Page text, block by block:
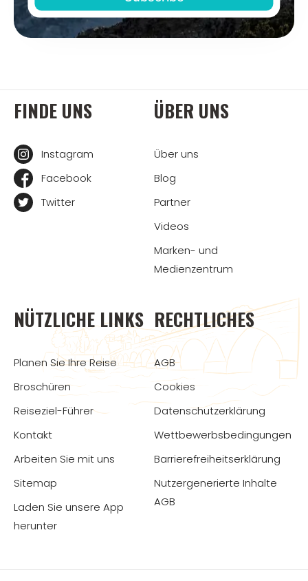
FINDE UNS
Instagram
Facebook
Twitter
ÜBER UNS
Über uns
Blog
Partner
Videos
Marken- und
Medienzentrum
NÜTZLICHE LINKS
Planen Sie Ihre Reise
Broschüren
Reiseziel-Führer
Kontakt
Arbeiten Sie mit uns
Sitemap
Laden Sie unsere App
herunter
RECHTLICHES
AGB
Cookies
Datenschutzerklärung
Wettbewerbsbedingungen
Barrierefreiheitserklärung
Nutzergenerierte Inhalte
AGB